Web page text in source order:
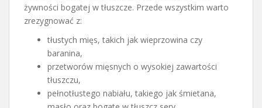
żywności bogatej w tłuszcze. Przede wszystkim warto
zrezygnować z:
tłustych mięs, takich jak wieprzowina czy
baranina,
przetworów mięsnych o wysokiej zawartości
tłuszczu,
pełnotłustego nabiału, takiego jak śmietana,